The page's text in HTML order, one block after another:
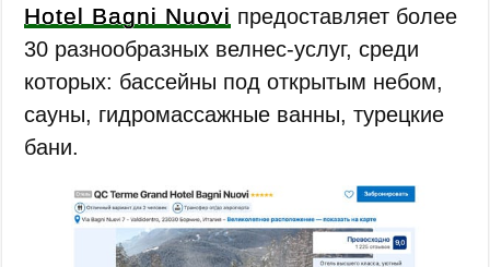
Hotel Bagni Nuovi предоставляет более
30 разнообразных велнес-услуг, среди
которых: бассейны под открытым небом,
сауны, гидромассажные ванны, турецкие
бани.